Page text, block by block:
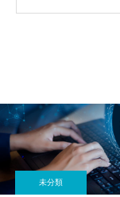
未分類